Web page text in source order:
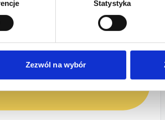
Statystyka
Zezwól na wybór